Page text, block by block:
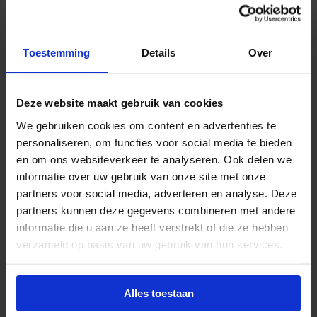
Toestemming Details Over
Deze website maakt gebruik van cookies
We gebruiken cookies om content en advertenties te
personaliseren, om functies voor social media te bieden
en om ons websiteverkeer te analyseren. Ook delen we
informatie over uw gebruik van onze site met onze
partners voor social media, adverteren en analyse. Deze
partners kunnen deze gegevens combineren met andere
informatie die u aan ze heeft verstrekt of die ze hebben
verzameld op basis van uw gebruik van hun services.
Alles toestaan
downlightmet een buitenmaat van Ø150mm
ontworpen om de zaagmaat van jouw Meba
het mogelijk om een downlight met een zaagmaat
van Ø100mmte monteren in een bestaand gat van
Ø150mm, wat flexibiliteit biedt bij installatie en
renovatie.
Advies of hulp nodig?
een alternatieve oplossing? Onze lichtexperts